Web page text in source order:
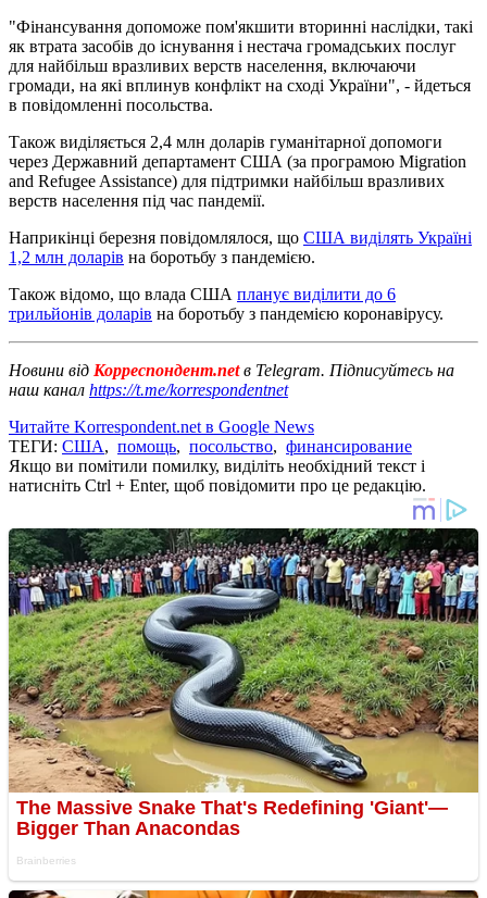
"Фінансування допоможе пом'якшити вторинні наслідки, такі
як втрата засобів до існування і нестача громадських послуг
для найбільш вразливих верств населення, включаючи
громади, на які вплинув конфлікт на сході України", - йдеться
в повідомленні посольства.
Також виділяється 2,4 млн доларів гуманітарної допомоги
через Державний департамент США (за програмою Migration
and Refugee Assistance) для підтримки найбільш вразливих
верств населення під час пандемії.
Наприкінці березня повідомлялося, що США виділять Україні
1,2 млн доларів на боротьбу з пандемією.
Також відомо, що влада США планує виділити до 6
трильйонів доларів на боротьбу з пандемією коронавірусу.
Новини від Корреспондент.netв Telegram. Підписуйтесь на
наш канал https://t.me/korrespondentnet
Читайте Korrespondent.net в Google News
ТЕГИ: США, помощь, посольство, финансирование
Якщо ви помітили помилку, виділіть необхідний текст і
натисніть Ctrl + Enter, щоб повідомити про це редакцію.